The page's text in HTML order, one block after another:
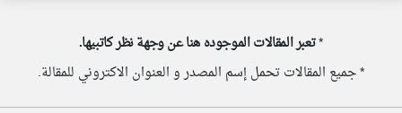
*تعبر المقالات الموجوده هنا عن وجهة نظر كاتبيها.
* جميع المقالات تحمل إسم المصدر و العنوان الاكتروني للمقالة.